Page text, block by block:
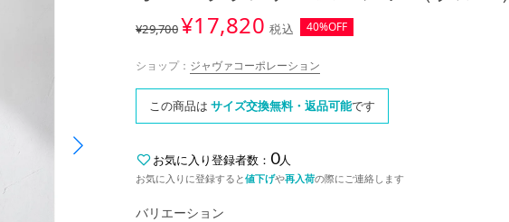
¥29,700¥17,820 税込 40%OFF
ショップ： ジャヴァコーポレーション
この商品は サイズ交換無料・返品可能です
お気に入り登録者数： 0人
お気に入りに登録すると値下げや再入荷の際にご連絡します
バリエーション